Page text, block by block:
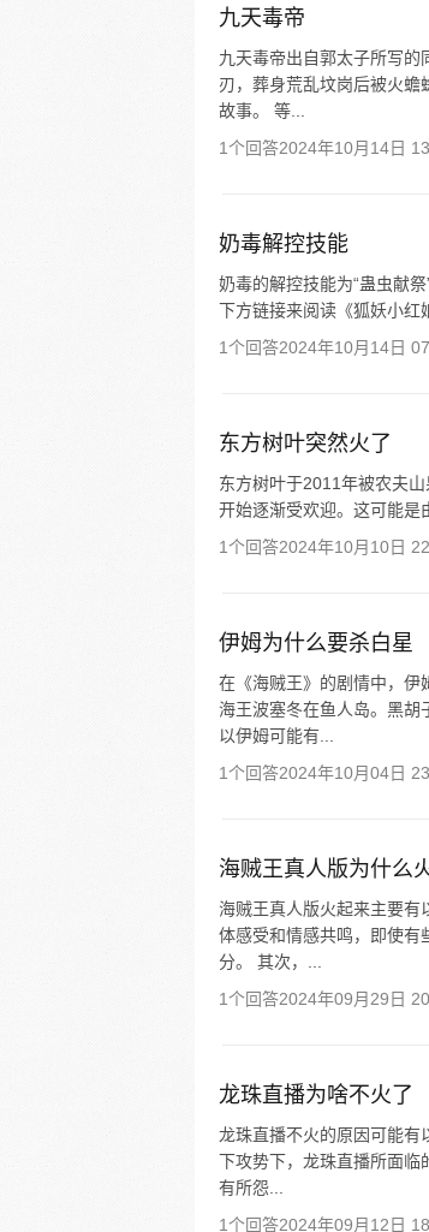
九天毒帝
九天毒帝出自郭太子所写
刃，葬身荒乱坟岗后被火蟾
故事。 等...
1个回答2024年10月14日
奶毒解控技能
奶毒的解控技能为“蛊虫献
下方链接来阅读《狐妖小红
1个回答2024年10月14日
东方树叶突然火了
东方树叶于2011年被农夫
开始逐渐受欢迎。这可能是
1个回答2024年10月10日
伊姆为什么要杀白星
在《海贼王》的剧情中，伊
海王波塞冬在鱼人岛。黑
以伊姆可能有...
1个回答2024年10月04日
海贼王真人版为什么
海贼王真人版火起来主要
体感受和情感共鸣，即使有
分。 其次，...
1个回答2024年09月29日
龙珠直播为啥不火了
龙珠直播不火的原因可能有
下攻势下，龙珠直播所面临
有所怨...
1个回答2024年09月12日